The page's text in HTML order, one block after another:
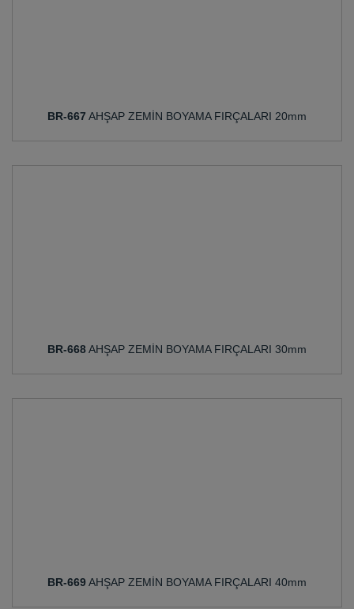
BR-667 AHŞAP ZEMİN BOYAMA FIRÇALARI 20mm
BR-668AHŞAP ZEMİN BOYAMA FIRÇALARI 30mm
BR-669AHŞAP ZEMİN BOYAMA FIRÇALARI 40mm